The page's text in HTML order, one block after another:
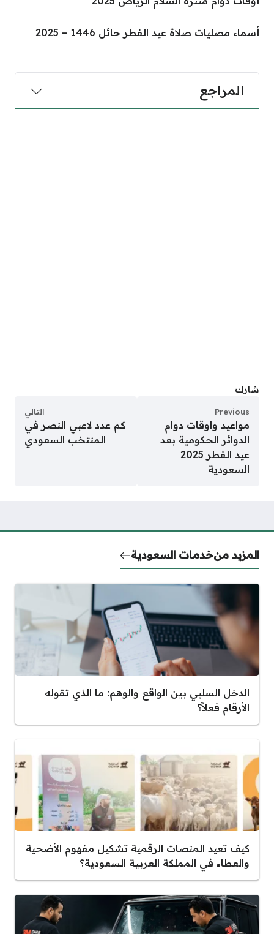
أسماء مصليات صلاة عيد الفطر حائل 1446 – 2025
المراجع
شارك
Previous
مواعيد واوقات دوام
الدوائر الحكومية بعد
عيد الفطر 2025
السعودية
التالي
كم عدد لاعبي النصر في
المنتخب السعودي
المزيد منخدمات السعودية
الدخل السلبي بين الواقع والوهم: ما الذي تقوله
الأرقام فعلاً؟
كيف تعيد المنصات الرقمية تشكيل مفهوم الأضحية
والعطاء في المملكة العربية السعودية؟